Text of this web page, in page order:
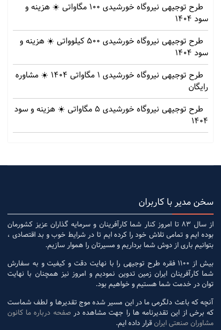
طرح توجیهی نیروگاه خورشیدی 100 مگاواتی ☀️ هزینه‌ و
سود 1404
طرح توجیهی نیروگاه خورشیدی 500 کیلوواتی ☀️ هزینه‌ و
سود 1404
طرح توجیهی نیروگاه خورشیدی 1 مگاواتی 1404 ☀️ مشاوره
رایگان
طرح توجیهی نیروگاه خورشیدی 5 مگاواتی ☀️ هزینه‌ و سود
1404
سخن مدیر با کاربران
از سال 83 تا امروز کنار شما کارآفرینان و سرمایه گذاران عزیز کشورمان
بوده ایم و تمامی تلاش خود را کرده ایم تا در شرایط خوب و بد اقتصادی ،
بتوانیم باری از دوش شما برداریم و مسیرتان را هموار سازیم.
بیش از 1100 فقره طرح توجیهی را با نهایت دقت و کیفیت و به سفارش
شما کارآفرینان ایران زمین تدوین نمودیم و امروز نیز همچنان با نهایت
توان در خدمت شما هستیم و خواهیم بود.
آنچه که باعث دلگرمی ما در این مسیر شده موج تقدیرها و لطف شماست
که برخی از این تقدیرنامه ها را جهت مشاهده در صفحه درباره ما کانون
مشاوران صنعتی ایرانقرار داده ایم.